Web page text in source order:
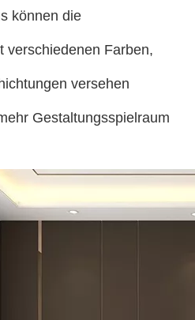
können die
verschiedenen Farben,
versehen
Gestaltungsspielraum